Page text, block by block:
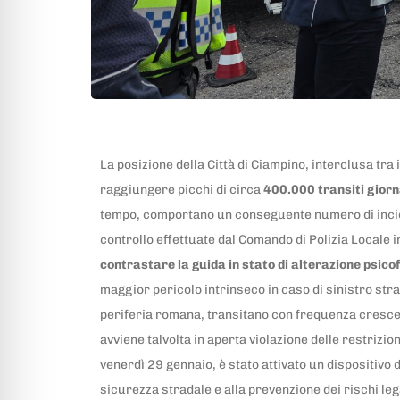
La posizione della Città di Ciampino, interclusa tra
raggiungere picchi di circa400.000 transiti
tempo, comportano un conseguente numero di
controllo effettuate dal Comando di Polizia
contrastare la guida in stato di alterazione
maggior pericolo intrinseco in caso di sinistro
periferia romana, transitano con frequenza
avviene talvolta in aperta violazione delle
venerdì 29 gennaio, è stato attivato un
sicurezza stradale e alla prevenzione dei rischi